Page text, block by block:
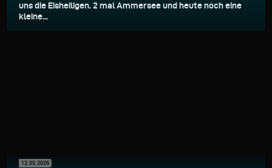
uns die Eisheiligen. 2 mal Ammersee und heute noch eine
kleine...
12.05.2026